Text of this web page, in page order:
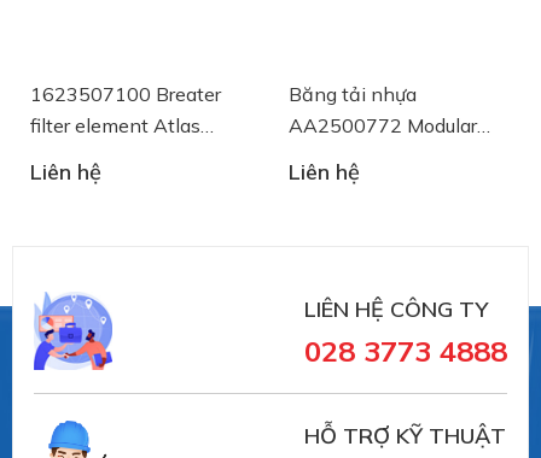
1623507100 Breater
filter element Atlas
Liên hệ
Băng tải nhựa
AA2500772 Modular
Belt System Plast
Liên hệ
LIÊN HỆ CÔNG TY
028 3773 4888
HỖ TRỢ KỸ THUẬT